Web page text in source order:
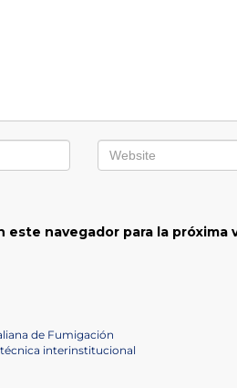
navegador para la próxima
de Fumigación
interinstitucional